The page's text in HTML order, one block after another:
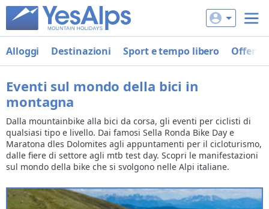
Alloggi Destinazioni Sport e tempo libero Offerte
Eventi sul mondo della bici in
montagna
Dalla mountainbike alla bici da corsa, gli eventi per ciclisti di
qualsiasi tipo e livello. Dai famosi Sella Ronda Bike Day e
Maratona dles Dolomites agli appuntamenti per il cicloturismo,
dalle fiere di settore agli mtb test day. Scopri le manifestazioni
sul mondo della bike che si svolgono nelle Alpi italiane.